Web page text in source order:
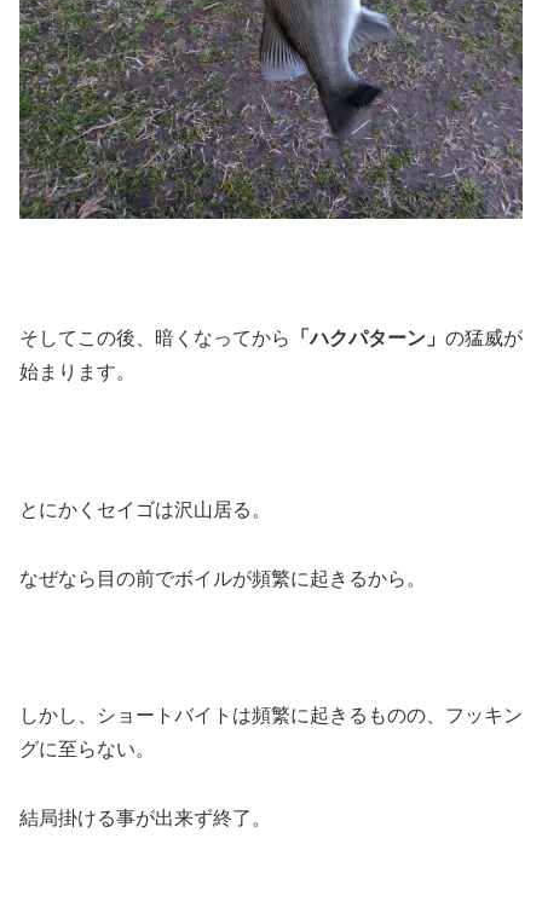
そしてこの後、暗くなってから 「ハクパターン」 の猛威が
始まります。
とにかくセイゴは沢山居る。
なぜなら目の前でボイルが頻繁に起きるから。
しかし、ショートバイトは頻繁に起きるものの、フッキン
グに至らない。
結局掛ける事が出来ず終了。